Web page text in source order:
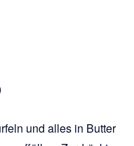
und alles in Butter